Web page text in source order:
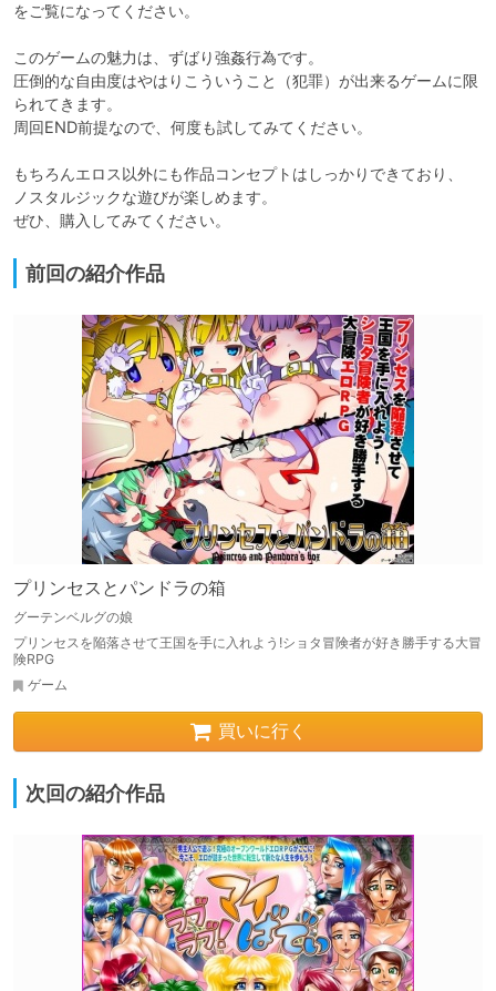
をご覧になってください。
このゲームの魅力は、ずばり強姦行為です。
圧倒的な自由度はやはりこういうこと（犯罪）が出来るゲームに限
られてきます。
周回END前提なので、何度も試してみてください。
もちろんエロス以外にも作品コンセプトはしっかりできており、
ノスタルジックな遊びが楽しめます。
前回の紹介作品
プリンセスとパンドラの箱
グーテンベルグの娘
プリンセスを陥落させて王国を手に入れよう!ショタ冒険者が好き勝手する大冒
険RPG
ゲーム
買いに行く
次回の紹介作品